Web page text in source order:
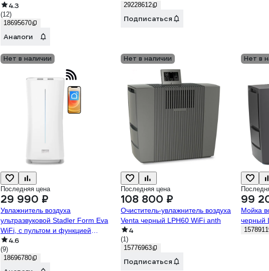
умного дома Smart Home,
черный E-009
4.3
(12)
18695670
Аналоги
с активным фильтром ION HEPA
WAP311FC-EU
29228612
Подписаться
Нет в наличии
Последняя цена
29 990 ₽
Увлажнитель воздуха
ультразвуковой Stadler Form Eva
WiFi, с пультом и функцией
умного дома Smart Home, белый
E-008
4.6
(9)
18696780
Нет в наличии
Последняя цена
108 800 ₽
Очиститель-увлажнитель воздуха
Venta черный LPH60 WiFi anth
4
(1)
15776963
Подписаться
Нет в
99
Мойка
черный